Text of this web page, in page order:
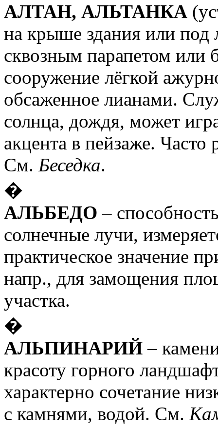
АЛТАН, АЛЬТАНКА
на крыше здания или под
сквозным парапетом или
сооружение лёгкой
обсаженное лианами.
солнца, дождя, может
акцента в пейзаже. Часто
См. Беседка.
�
АЛЬБЕДО –
солнечные лучи,
практическое значение
напр., для замощения
участка.
�
АЛЬПИНАРИЙ –
красоту горного
характерно сочетание
с камнями, водой. См.